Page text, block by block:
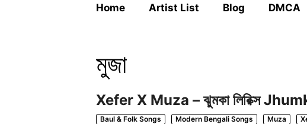
Home Artist List Blog DMCA
মুজা
Xefer X Muza – ঝুমকা লিরিক্স
Baul & Folk Songs Modern Bengali Songs Muza